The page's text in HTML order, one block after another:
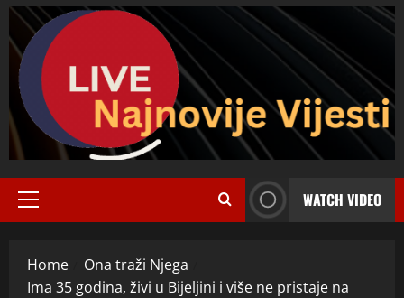
Primary
WATCH VIDEO
Home
Ona traži Njega
Ima 35 godina, živi u Bijeljini i više ne pristaje na